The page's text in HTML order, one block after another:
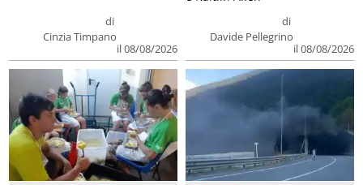
di
Cinzia Timpano
il 08/08/2026
di
Davide Pellegrino
il 08/08/2026